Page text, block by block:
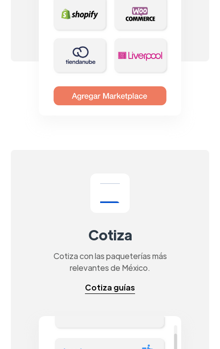
Cotiza
Cotiza con las paqueterías más
relevantes de México.
Cotiza guías